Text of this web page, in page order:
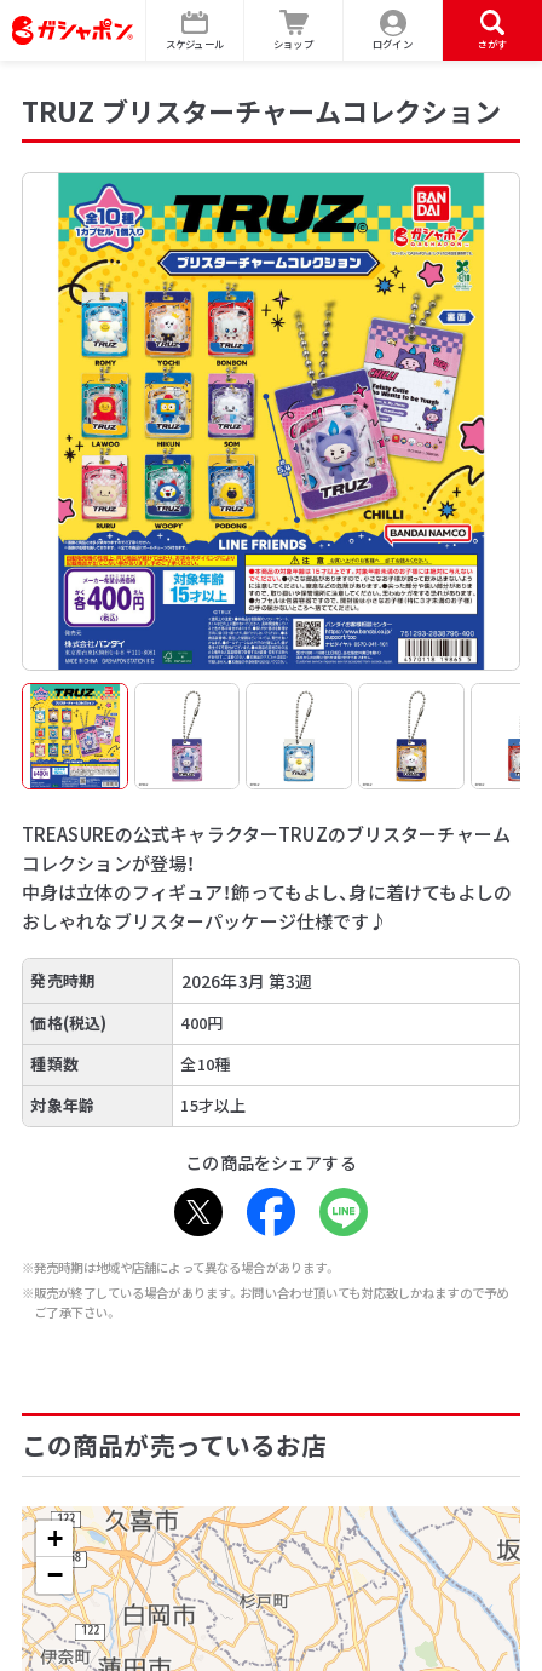
スケジュール ショップ ログイン さがす
TRUZ ブリスターチャームコレクション
TREASUREの公式キャラクターTRUZのブリスターチャーム
コレクションが登場！
中身は立体のフィギュア！飾ってもよし、身に着けてもよしの
おしゃれなブリスターパッケージ仕様です♪
発売時期 2026年3月 第3週
価格(税込)
400円
種類数
全10種
対象年齢
15才以上
この商品をシェアする
※発売時期は地域や店舗によって異なる場合があります。
※販売が終了している場合があります。お問い合わせ頂いても対応致しかねますので予め
ご了承下さい。
この商品が売っているお店
+
−